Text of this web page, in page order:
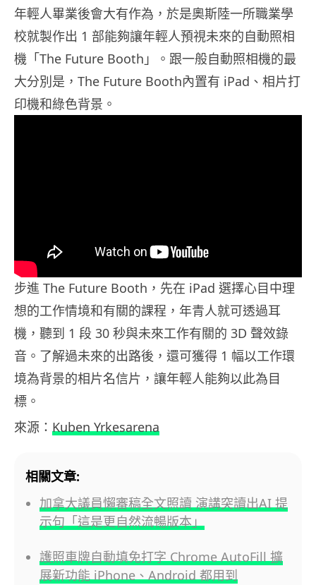
年輕人畢業後會大有作為，於是奧斯陸一所職業學
校就製作出 1 部能夠讓年輕人預視未來的自動照相
機「The Future Booth」。跟一般自動照相機的最
大分別是，The Future Booth內置有 iPad、相片打
印機和綠色背景。
步進 The Future Booth，先在 iPad 選擇心目中理
想的工作情境和有關的課程，年青人就可透過耳
機，聽到 1 段 30 秒與未來工作有關的 3D 聲效錄
音。了解過未來的出路後，還可獲得 1 幅以工作環
境為背景的相片名信片，讓年輕人能夠以此為目
標。
來源： Kuben Yrkesarena
相關文章:
加拿大議員懶審稿全文照讀 演講突讀出AI 提
示句「這是更自然流暢版本」
護照車牌自動填免打字 Chrome AutoFill 擴
展新功能 iPhone、Android 都用到